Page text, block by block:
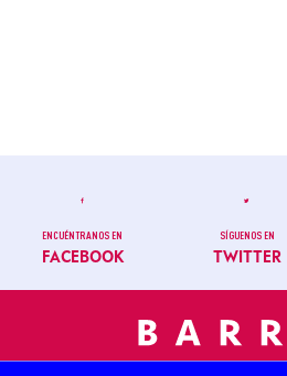
ENCUÉNTRANOS EN
FACEBOOK
SÍGUENOS EN
TWITTER